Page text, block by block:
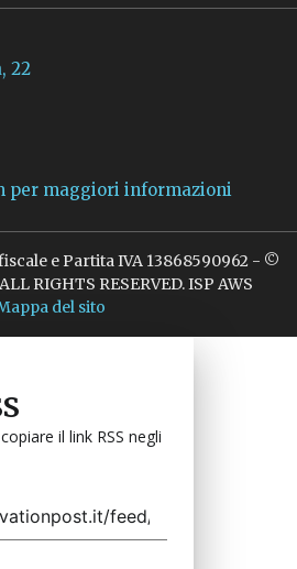
22
per maggiori informazioni
e Partita IVA 13868590962 - ©
RIGHTS RESERVED. ISP AWS
del sito
il link RSS negli